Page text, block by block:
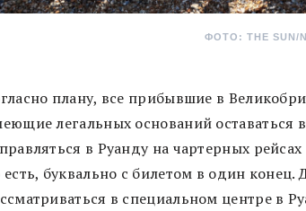
ФОТО: THE SUN/
плану, все прибывшие в
легальных оснований оставаться
в Руанду на чартерных
есть, буквально с билетом в один конец.
в специальном центре в